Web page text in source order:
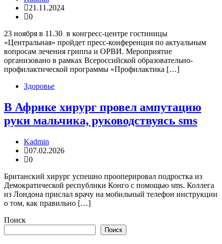
21.11.2024
0
23 ноября в 11.30 в конгресс-центре гостиницы
«Центральная» пройдет пресс-конференция по актуальным
вопросам лечения гриппа и ОРВИ. Мероприятие
организовано в рамках Всероссийской образовательно-
профилактической программы «Профилактика […]
Здоровье
В Африке хирург провел ампутацию
руки мальчика, руководствуясь sms
Kadmin
07.02.2026
0
Британский хирург успешно прооперировал подростка из
Демократической республики Конго с помощью sms. Коллега
из Лондона прислал врачу на мобильный телефон инструкции
о том, как правильно […]
Поиск
Поиск